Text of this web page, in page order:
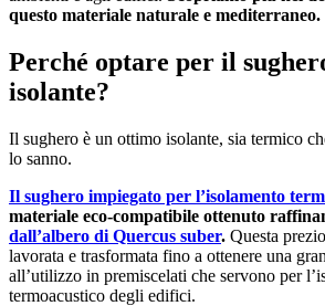
questo materiale naturale e mediterraneo.
Perché optare per il
isolante?
Il sughero è un ottimo isolante, sia termico
lo sanno.
Il sughero impiegato per l’isolamento
materiale eco-compatibile ottenuto
dall’albero di Quercus suber. Questa
lavorata e trasformata fino a ottenere una
all’utilizzo in premiscelati che servono per
termoacustico degli edifici.